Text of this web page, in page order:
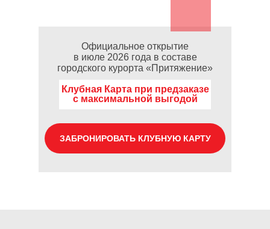
Официальное открытие
в июле 2026 года в составе
городского курорта «Притяжение»
Клубная Карта при предзаказе
с максимальной выгодой
ЗАБРОНИРОВАТЬ КЛУБНУЮ КАРТУ